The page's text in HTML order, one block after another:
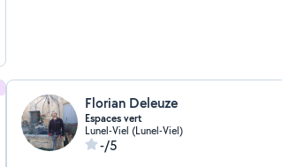
Florian Deleuze
Espaces vert
Lunel-Viel (Lunel-Viel)
-/5